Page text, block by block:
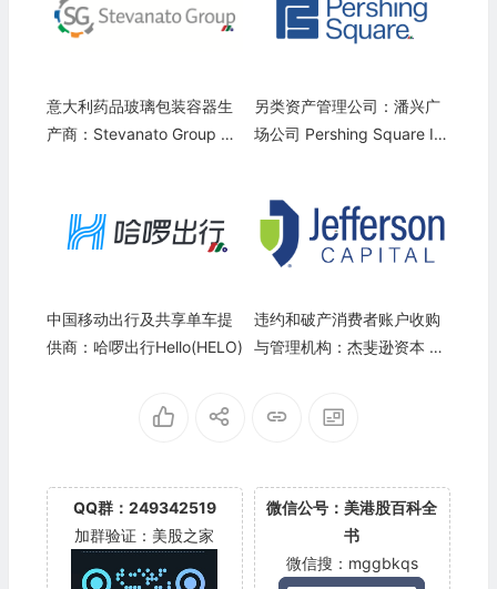
意大利药品玻璃包装容器生
产商：Stevanato Group S.
另类资产管理公司：潘兴广
场公司 Pershing Square In
中国移动出行及共享单车提
供商：哈啰出行Hello(HELO)
违约和破产消费者账户收购
与管理机构：杰斐逊资本 Je
QQ群：249342519
加群验证：美股之家
微信公号：美港股百科全
书
微信搜：mggbkqs